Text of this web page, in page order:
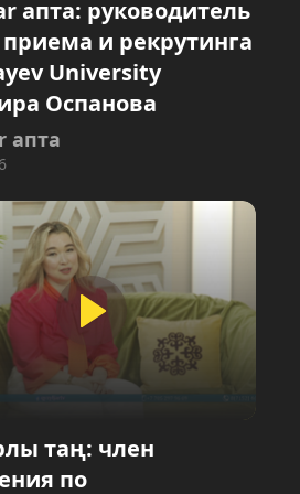
апта: руководитель
и рекрутинга
University
Оспанова
апта
таң: член
по